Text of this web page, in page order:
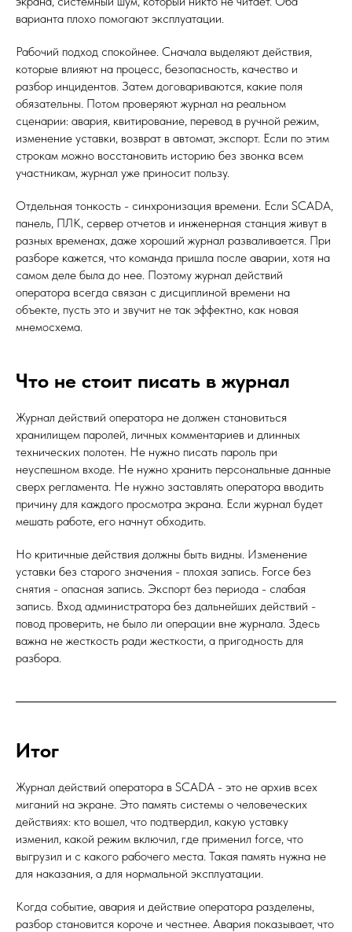
варианта плохо помогают эксплуатации.
Рабочий подход спокойнее. Сначала выделяют действия,
которые влияют на процесс, безопасность, качество и
разбор инцидентов. Затем договариваются, какие поля
обязательны. Потом проверяют журнал на реальном
сценарии: авария, квитирование, перевод в ручной режим,
изменение уставки, возврат в автомат, экспорт. Если по этим
строкам можно восстановить историю без звонка всем
участникам, журнал уже приносит пользу.
Отдельная тонкость - синхронизация времени. Если SCADA,
панель, ПЛК, сервер отчетов и инженерная станция живут в
разных временах, даже хороший журнал разваливается. При
разборе кажется, что команда пришла после аварии, хотя на
самом деле была до нее. Поэтому журнал действий
оператора всегда связан с дисциплиной времени на
объекте, пусть это и звучит не так эффектно, как новая
мнемосхема.
Что не стоит писать в журнал
Журнал действий оператора не должен становиться
хранилищем паролей, личных комментариев и длинных
технических полотен. Не нужно писать пароль при
неуспешном входе. Не нужно хранить персональные данные
сверх регламента. Не нужно заставлять оператора вводить
причину для каждого просмотра экрана. Если журнал будет
мешать работе, его начнут обходить.
Но критичные действия должны быть видны. Изменение
уставки без старого значения - плохая запись. Force без
снятия - опасная запись. Экспорт без периода - слабая
запись. Вход администратора без дальнейших действий -
повод проверить, не было ли операции вне журнала. Здесь
важна не жесткость ради жесткости, а пригодность для
разбора.
Итог
Журнал действий оператора в SCADA - это не архив всех
миганий на экране. Это память системы о человеческих
действиях: кто вошел, что подтвердил, какую уставку
изменил, какой режим включил, где применил force, что
выгрузил и с какого рабочего места. Такая память нужна не
для наказания, а для нормальной эксплуатации.
Когда событие, авария и действие оператора разделены,
разбор становится короче и честнее. Авария показывает, что